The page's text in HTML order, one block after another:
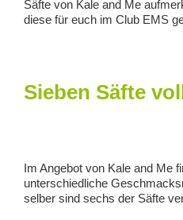
Säfte von Kale and Me
diese für euch im Club EMS
Sieben Säfte
Im Angebot von Kale and Me
unterschiedliche
selber sind sechs der Säfte